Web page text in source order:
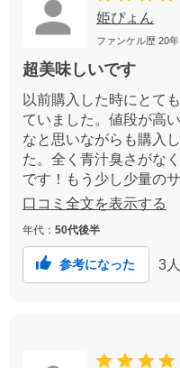
姫ぴょん
ファンケル歴 20
超美味しいです
以前購入した時にとて
ていました。値段が高
なと思いながらも購入
た。全く青汁臭さがな
です！もう少し少量の
とても嬉しいです。
口コミ全文を表示する
年代： 50代後半
参考になった 3 人